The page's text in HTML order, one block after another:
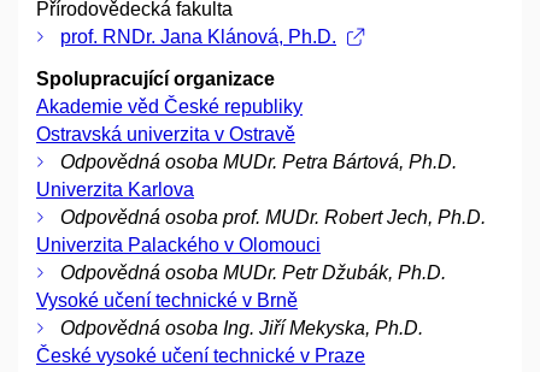
Přírodovědecká fakulta
prof. RNDr. Jana Klánová, Ph.D.
Spolupracující organizace
Akademie věd České republiky
Ostravská univerzita v Ostravě
Odpovědná osoba MUDr. Petra Bártová, Ph.D.
Univerzita Karlova
Odpovědná osoba prof. MUDr. Robert Jech, Ph.D.
Univerzita Palackého v Olomouci
Odpovědná osoba MUDr. Petr Džubák, Ph.D.
Vysoké učení technické v Brně
Odpovědná osoba Ing. Jiří Mekyska, Ph.D.
České vysoké učení technické v Praze